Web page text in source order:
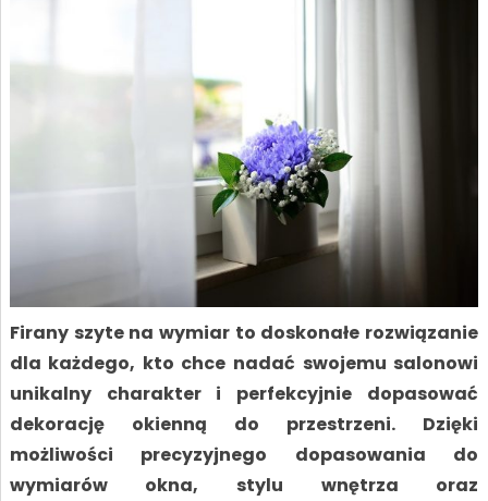
Firany szyte na wymiar to doskonałe rozwiązanie
dla każdego, kto chce nadać swojemu salonowi
unikalny charakter i perfekcyjnie dopasować
dekorację okienną do przestrzeni. Dzięki
możliwości precyzyjnego dopasowania do
wymiarów okna, stylu wnętrza oraz